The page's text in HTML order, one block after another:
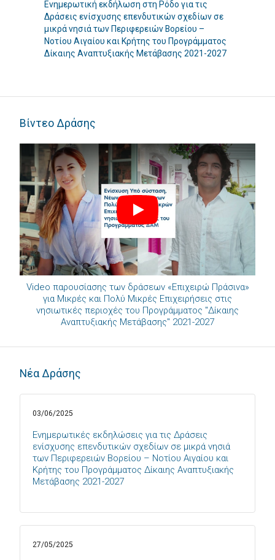
Ενημερωτική εκδήλωση στη Ρόδο για τις
Δράσεις ενίσχυσης επενδυτικών σχεδίων σε
μικρά νησιά των Περιφερειών Βορείου –
Νοτίου Αιγαίου και Κρήτης του Προγράμματος
Δίκαιης Αναπτυξιακής Μετάβασης 2021-2027
Βίντεο Δράσης
Play
Video παρουσίασης των δράσεων «Επιχειρώ Πράσινα»
για Μικρές και Πολύ Μικρές Επιχειρήσεις στις
νησιωτικές περιοχές του Προγράμματος "Δίκαιης
Αναπτυξιακής Μετάβασης" 2021-2027
Νέα Δράσης
Ενημερωτικές εκδηλώσεις για τις Δράσεις
ενίσχυσης επενδυτικών σχεδίων σε μικρά νησιά
των Περιφερειών Βορείου – Νοτίου Αιγαίου και
Κρήτης του Προγράμματος Δίκαιης Αναπτυξιακής
Μετάβασης 2021-2027
03/06/2025
27/05/2025